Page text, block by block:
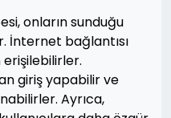
onların sunduğu
İnternet bağlantısı
giriş yapabilir ve
Ayrıca,